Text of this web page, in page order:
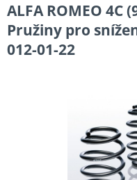
ALFA ROMEO 4C
Pružiny pro
012-01-22